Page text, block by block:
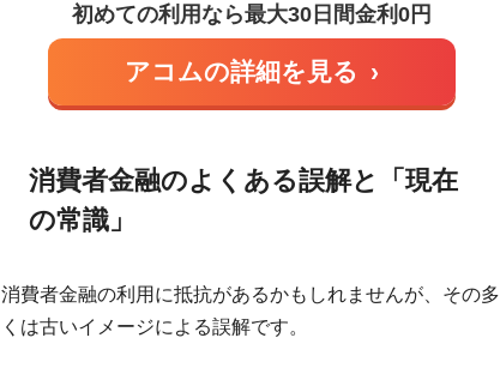
初めての利用なら最大30日間金利0円
アコムの詳細を見る ›
消費者金融のよくある誤解と「現在
の常識」
消費者金融の利用に抵抗があるかもしれませんが、その多
くは古いイメージによる誤解です。